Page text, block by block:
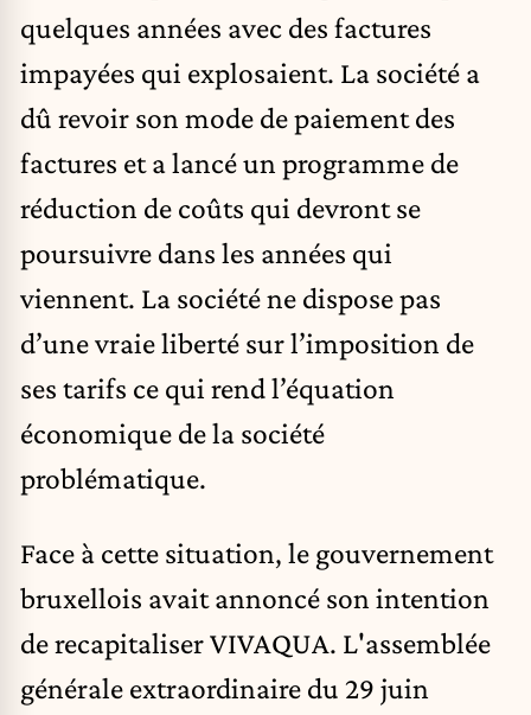
quelques années avec des factures
impayées qui explosaient. La société a
dû revoir son mode de paiement des
factures et a lancé un programme de
réduction de coûts qui devront se
poursuivre dans les années qui
viennent. La société ne dispose pas
d’une vraie liberté sur l’imposition de
ses tarifs ce qui rend l’équation
économique de la société
problématique.
Face à cette situation, le gouvernement
bruxellois avait annoncé son intention
de recapitaliser VIVAQUA. L'assemblée
générale extraordinaire du 29 juin